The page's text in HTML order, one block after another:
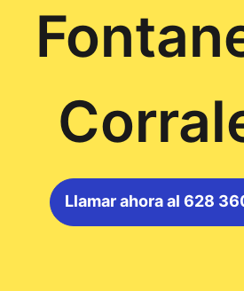
Llamar ahora al 628